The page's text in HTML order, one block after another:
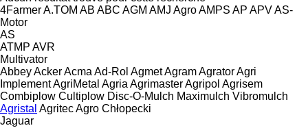
4FarmerA.TOM AB ABC AGM AMJ AgroAMPS AP APVAS-
Motor
AS
ATMP AVR
Multivator
AbbeyAckerAcma Ad-Rol AgmetAgramAgratorAgri
ImplementAgriMetal Agria AgrimasterAgripol Agrisem
Combiplow Cultiplow Disc-O-Mulch Maximulch Vibromulch
Agristal AgritecAgro Chłopecki
Jaguar